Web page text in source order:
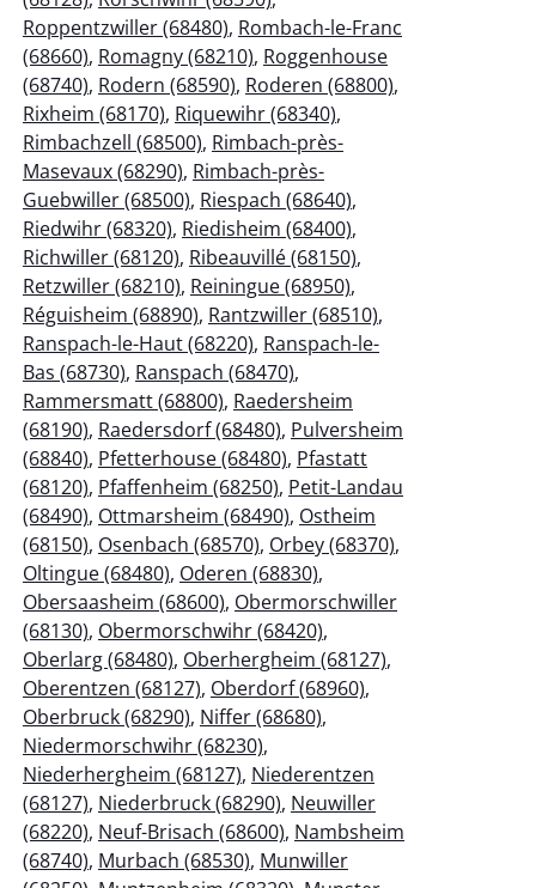
Roppentzwiller (68480), Rombach-le-Franc
(68660), Romagny (68210), Roggenhouse
(68740), Rodern (68590), Roderen (68800),
Rixheim (68170), Riquewihr (68340),
Rimbachzell (68500), Rimbach-près-
Masevaux (68290), Rimbach-près-
Guebwiller (68500), Riespach (68640),
Riedwihr (68320), Riedisheim (68400),
Richwiller (68120), Ribeauvillé (68150),
Retzwiller (68210), Reiningue (68950),
Réguisheim (68890), Rantzwiller (68510),
Ranspach-le-Haut (68220), Ranspach-le-
Bas (68730), Ranspach (68470),
Rammersmatt (68800), Raedersheim
(68190), Raedersdorf (68480), Pulversheim
(68840), Pfetterhouse (68480), Pfastatt
(68120), Pfaffenheim (68250), Petit-Landau
(68490), Ottmarsheim (68490), Ostheim
(68150), Osenbach (68570), Orbey (68370),
Oltingue (68480), Oderen (68830),
Obersaasheim (68600), Obermorschwiller
(68130), Obermorschwihr (68420),
Oberlarg (68480), Oberhergheim (68127),
Oberentzen (68127), Oberdorf (68960),
Oberbruck (68290), Niffer (68680),
Niedermorschwihr (68230),
Niederhergheim (68127), Niederentzen
(68127), Niederbruck (68290), Neuwiller
(68220), Neuf-Brisach (68600), Nambsheim
(68740), Murbach (68530), Munwiller